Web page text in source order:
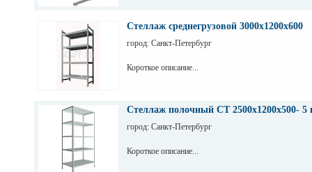
Стеллаж среднегрузовой 3000х1200х600
город: Санкт-Петербург
Короткое описание...
Стеллаж полочный СТ 2500х1200х500- 5
город: Санкт-Петербург
Короткое описание...